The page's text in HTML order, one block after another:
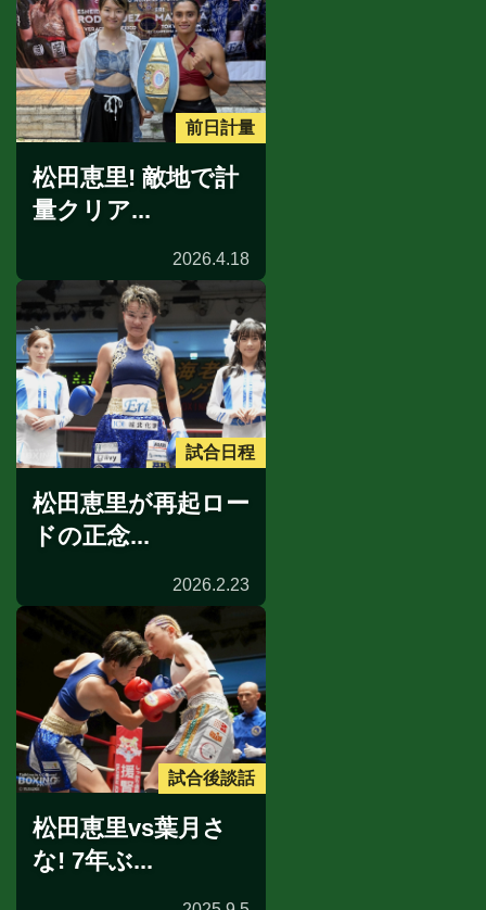
前日計量
松田恵里! 敵地で計
量クリア...
2026.4.18
試合日程
松田恵里が再起ロー
ドの正念...
2026.2.23
試合後談話
松田恵里vs葉月さ
な! 7年ぶ...